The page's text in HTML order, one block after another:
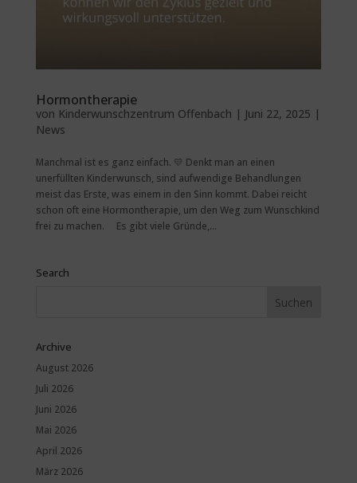
Hormontherapie
von Kinderwunschzentrum Offenbach | Juni 22, 2025 |
News
Manchmal ist es ganz einfach. 💛 Denkt man an einen
unerfüllten Kinderwunsch, sind aufwendige Behandlungen
meist das Erste, was einem in den Sinn kommt. Dabei reicht
schon oft eine Hormontherapie, um den Weg zum Wunschkind
frei zu machen. ⠀ Es gibt viele Gründe,...
Search
Archive
August 2026
Juli 2026
Juni 2026
Mai 2026
April 2026
März 2026